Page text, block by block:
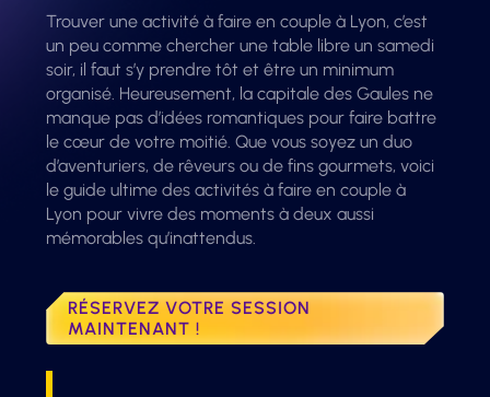
Trouver une activité à faire en couple à Lyon, c’est
un peu comme chercher une table libre un samedi
soir, il faut s’y prendre tôt et être un minimum
organisé. Heureusement, la capitale des Gaules ne
manque pas d’idées romantiques pour faire battre
le cœur de votre moitié. Que vous soyez un duo
d’aventuriers, de rêveurs ou de fins gourmets, voici
le guide ultime des activités à faire en couple à
Lyon pour vivre des moments à deux aussi
mémorables qu’inattendus.
RÉSERVEZ VOTRE SESSION
MAINTENANT !